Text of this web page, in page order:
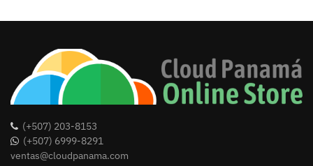
(+507) 203-8153
(+507) 6999-8291
ventas@cloudpanama.com